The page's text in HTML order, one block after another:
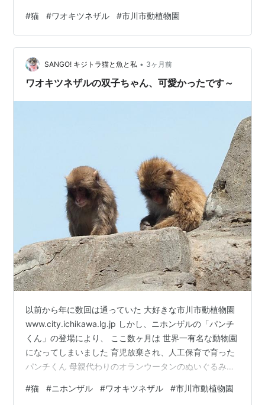
張ります エサは果物（リンゴ・バナナなど）や野菜（キ
ャベツ・サツマイモなど）です チビちゃんたち 選り好み
せずパクパク食べてましたよ おなかがいっぱいになった
やんちゃなチビちゃん お母さんから離れて 冒険を始めま
したが… 「いっぱい ナデナデしてください」（チビちゃ
#猫 #ワオキツネザル #市川市動植物園
SANGO! キジトラ猫と魚と私 • 3ヶ月前
ワオキツネザルの双子ちゃん、可愛かったです～
以前から年に数回は通っていた 大好きな市川市動植物園
www.city.ichikawa.lg.jp しかし、ニホンザルの「パンチ
くん」の登場により、 ここ数ヶ月は 世界一有名な動物園
になってしまいました 育児放棄され、人工保育で育った
パンチくん 母親代わりのオランウータンのぬいぐるみと
ースで取り上げられたことも！ 駐車場は常に満車・入場
#猫 #ニホンザル #ワオキツネザル #市川市動植物園